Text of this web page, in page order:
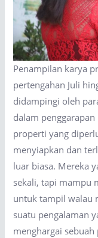
Penampilan karya
pertengahan Juli
didampingi oleh
dalam
properti yang
menyiapkan dan
luar biasa. Mereka
sekali, tapi mampu
untuk tampil walau
suatu pengalaman
menghargai